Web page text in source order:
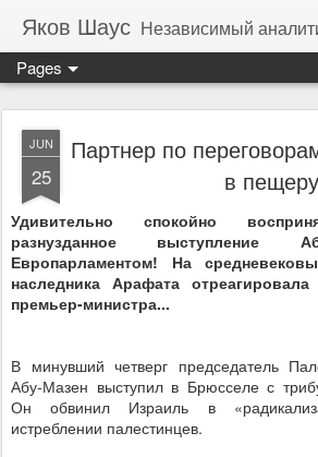
Яков Шаус Независимый
Pages
JUN
25
Партнер по
в пещеру
Удивительно спокойно
разнузданное выступление
Европарламентом! На
наследника Арафата
премьер-министра...
В минувший четверг председатель
Абу-Мазен выступил в Брюсселе с
Он обвинил Израиль в
истреблении палестинцев.